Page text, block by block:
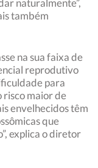
naturalmente”,
também
na sua faixa de
reprodutivo
para
maior de
envelhecidos têm
que
explica o diretor